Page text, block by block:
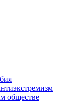
обществе